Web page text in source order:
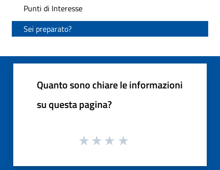
Punti di Interesse
Sei preparato?
Quanto sono chiare le informazioni
su questa pagina?